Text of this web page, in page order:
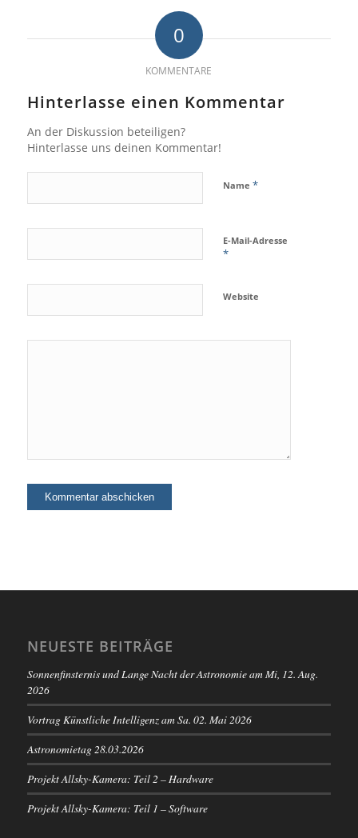
0
KOMMENTARE
Hinterlasse einen Kommentar
An der Diskussion beteiligen?
Hinterlasse uns deinen Kommentar!
Name *
E-Mail-Adresse
*
Website
NEUESTE BEITRÄGE
Sonnenfinsternis und Lange Nacht der Astronomie am Mi, 12. Aug.
2026
Vortrag Künstliche Intelligenz am Sa. 02. Mai 2026
Astronomietag 28.03.2026
Projekt Allsky-Kamera: Teil 2 – Hardware
Projekt Allsky-Kamera: Teil 1 – Software